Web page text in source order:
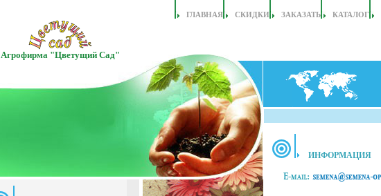
Агрофирма "Цветущий Сад"
ГЛАВНАЯ СКИДКИ ЗАКАЗАТЬ КАТАЛОГ
ИНФОРМАЦИЯ